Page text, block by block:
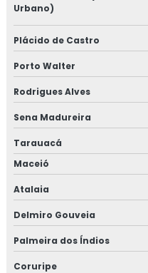
Urbano)
Plácido de Castro
Porto Walter
Rodrigues Alves
Sena Madureira
Tarauacá
Maceió
Atalaia
Delmiro Gouveia
Palmeira dos Índios
Coruripe